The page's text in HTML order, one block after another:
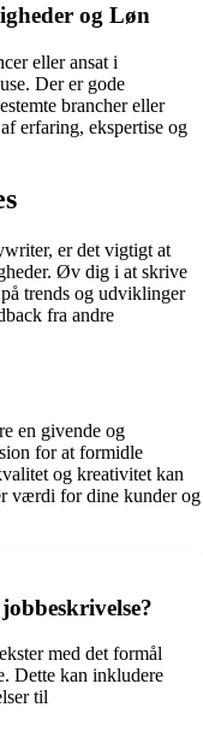
og Løn
eller ansat i
Der er gode
brancher eller
erfaring, ekspertise og
er det vigtigt at
Øv dig i at skrive
trends og udviklinger
fra andre
en givende og
for at formidle
og kreativitet kan
værdi for dine kunder og
med det formål
Dette kan inkludere
til